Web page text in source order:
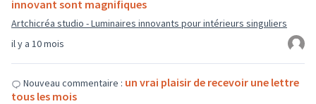
il y a 10 mois
innovant sont magnifiques
Artchicréa studio - Luminaires innovants pour intérieurs singuliers
Nouveau commentaire : un vrai plaisir de recevoir une lettre
tous les mois